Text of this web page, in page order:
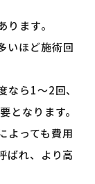
ます。
いほど施術回
なら1〜2回、
となります。
よっても費用
ばれ、より高